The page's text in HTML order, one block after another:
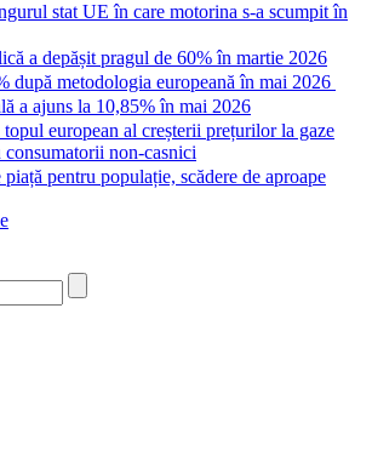
stat UE în care motorina s-a scumpit în
a depășit pragul de 60% în martie 2026
după metodologia europeană în mai 2026
a ajuns la 10,85% în mai 2026
european al creșterii prețurilor la gaze
consumatorii non-casnici
pentru populație, scădere de aproape